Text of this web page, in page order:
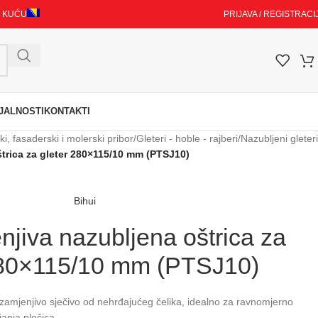
KUĆU PRIJAVA /
KONTAKTI
fasaderski i molerski pribor/Gleteri - hoble - rajberi/Nazubljeni gleteri
za gleter 280×115/10 mm (PTSJ10)
Bihui
nazubljena oštrica za
10 mm (PTSJ10)
sječivo od nehrđajućeg čelika, idealno za ravnomjerno